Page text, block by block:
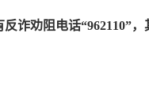
反诈劝阻电话“962110”